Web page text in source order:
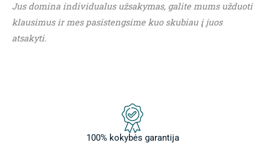
Jus domina individualus užsakymas, galite mums užduoti
klausimus ir mes pasistengsime kuo skubiau į juos
atsakyti.
100% kokybės garantija